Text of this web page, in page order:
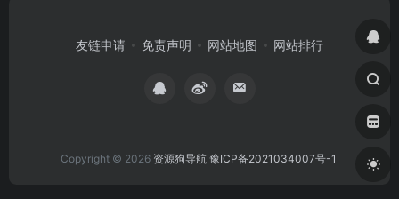
友链申请 免责声明 网站地图 网站排行
Copyright © 2026 资源狗导航 豫ICP备2021034007号-1